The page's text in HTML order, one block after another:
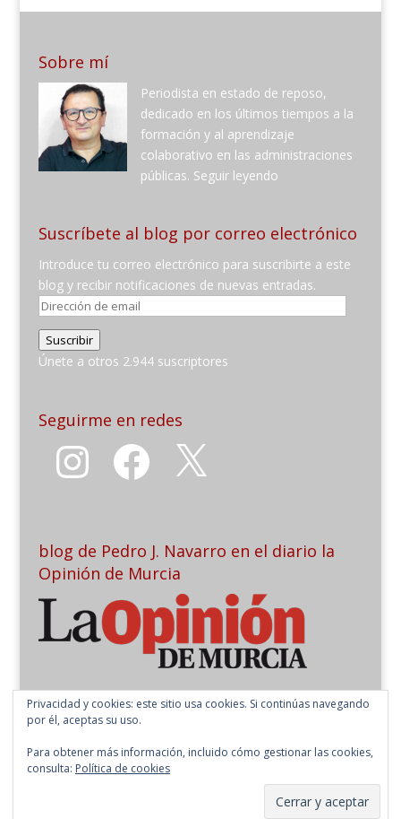
Sobre mí
Periodista en estado de reposo,
dedicado en los últimos tiempos a la
formación y al aprendizaje
colaborativo en las administraciones
públicas. Seguir leyendo
Suscríbete al blog por correo electrónico
Introduce tu correo electrónico para suscribirte a este
blog y recibir notificaciones de nuevas entradas.
Dirección
de
email
Suscribir
Únete a otros 2.944 suscriptores
Seguirme en redes
Instagram Facebook
blog de Pedro J. Navarro en el diario la
Opinión de Murcia
Copyright 2026 Pedro J. Navarro | Todos los derechos
Privacidad y cookies: este sitio usa cookies. Si continúas navegando
por él, aceptas su uso.
Para obtener más información, incluido cómo gestionar las cookies,
consulta: Política de cookies